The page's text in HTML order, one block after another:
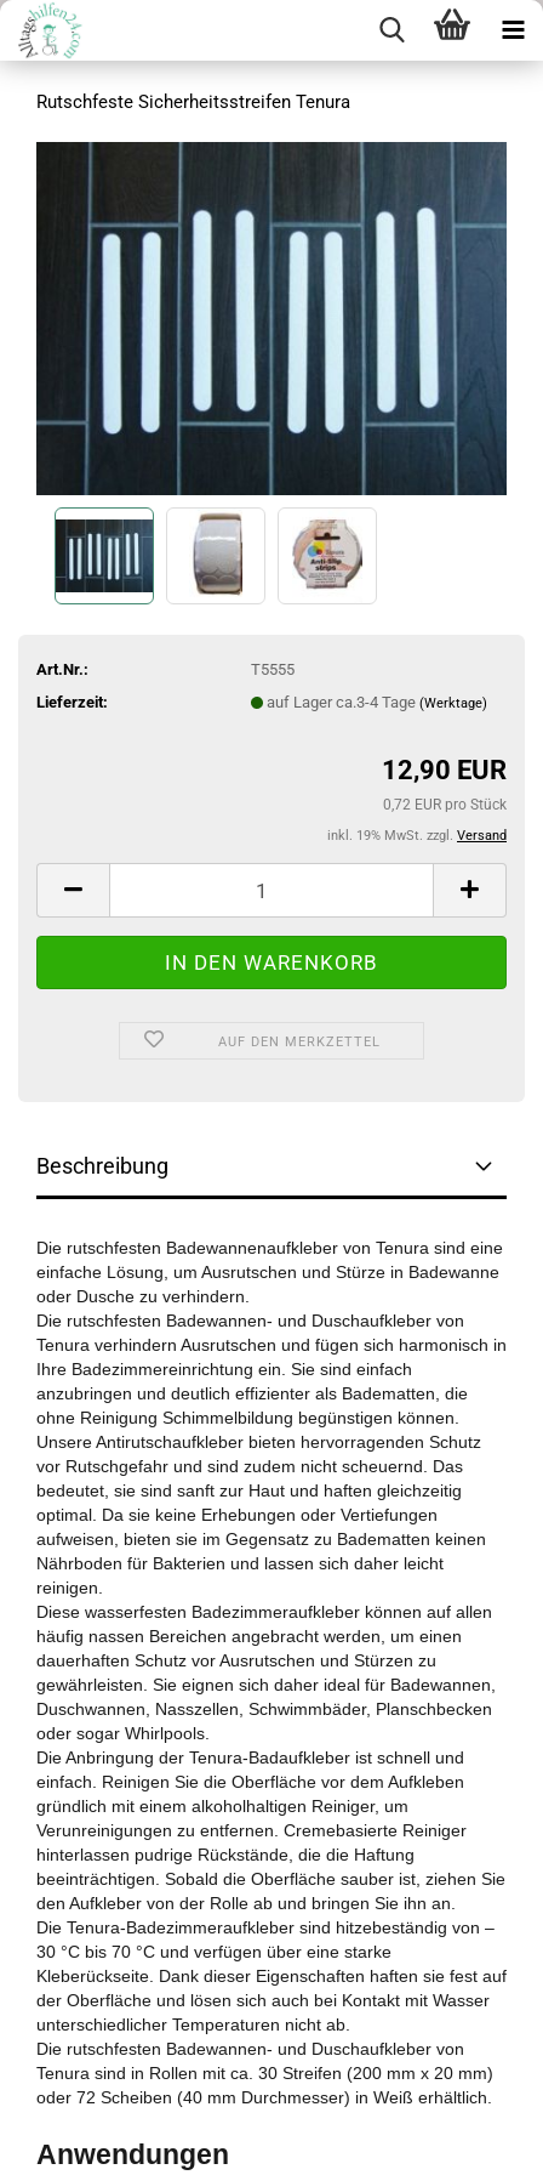
Rutschfeste Sicherheitsstreifen Tenura
Art.Nr.:
T5555
Lieferzeit:
auf Lager ca.3-4 Tage (Werktage)
12,90 EUR
0,72 EUR pro Stück
inkl. 19% MwSt. zzgl. Versand
AUF DEN MERKZETTEL
Beschreibung
Die rutschfesten Badewannenaufkleber von Tenura sind eine
einfache Lösung, um Ausrutschen und Stürze in Badewanne
oder Dusche zu verhindern.
Die rutschfesten Badewannen- und Duschaufkleber von
Tenura verhindern Ausrutschen und fügen sich harmonisch in
Ihre Badezimmereinrichtung ein. Sie sind einfach
anzubringen und deutlich effizienter als Badematten, die
ohne Reinigung Schimmelbildung begünstigen können.
Unsere Antirutschaufkleber bieten hervorragenden Schutz
vor Rutschgefahr und sind zudem nicht scheuernd. Das
bedeutet, sie sind sanft zur Haut und haften gleichzeitig
optimal. Da sie keine Erhebungen oder Vertiefungen
aufweisen, bieten sie im Gegensatz zu Badematten keinen
Nährboden für Bakterien und lassen sich daher leicht
reinigen.
Diese wasserfesten Badezimmeraufkleber können auf allen
häufig nassen Bereichen angebracht werden, um einen
dauerhaften Schutz vor Ausrutschen und Stürzen zu
gewährleisten. Sie eignen sich daher ideal für Badewannen,
Duschwannen, Nasszellen, Schwimmbäder, Planschbecken
oder sogar Whirlpools.
Die Anbringung der Tenura-Badaufkleber ist schnell und
einfach. Reinigen Sie die Oberfläche vor dem Aufkleben
gründlich mit einem alkoholhaltigen Reiniger, um
Verunreinigungen zu entfernen. Cremebasierte Reiniger
hinterlassen pudrige Rückstände, die die Haftung
beeinträchtigen. Sobald die Oberfläche sauber ist, ziehen Sie
den Aufkleber von der Rolle ab und bringen Sie ihn an.
Die Tenura-Badezimmeraufkleber sind hitzebeständig von –
30 °C bis 70 °C und verfügen über eine starke
Kleberückseite. Dank dieser Eigenschaften haften sie fest auf
der Oberfläche und lösen sich auch bei Kontakt mit Wasser
unterschiedlicher Temperaturen nicht ab.
Die rutschfesten Badewannen- und Duschaufkleber von
Tenura sind in Rollen mit ca. 30 Streifen (200 mm x 20 mm)
oder 72 Scheiben (40 mm Durchmesser) in Weiß erhältlich.
Anwendungen